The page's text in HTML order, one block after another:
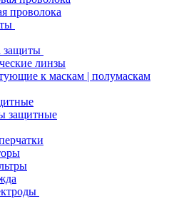
проволока
защиты
линзы
к маскам | полумаскам
защитные